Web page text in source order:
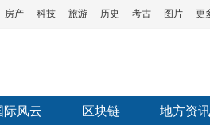
房产 科技 旅游 历史 考古 图片 更
际风云 区块链 地方资讯